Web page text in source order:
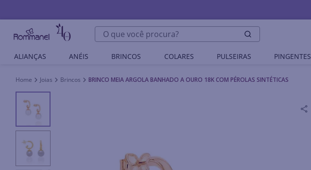
O que você procura?
ALIANÇAS ANÉIS BRINCOS COLARES PULSEIRAS PINGENTES
Joias Brincos BRINCO MEIA ARGOLA BANHADO A OURO 18K COM PÉROLAS SINTÉTICAS